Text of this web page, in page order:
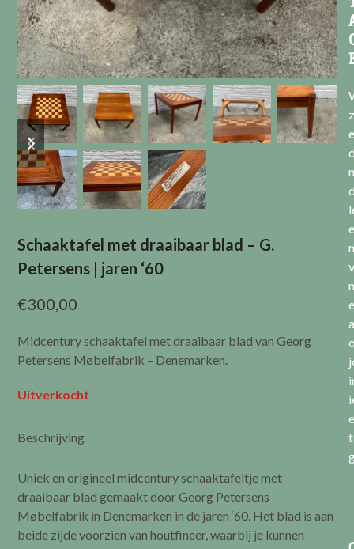
previous
slide
next
slide
Schaaktafel met draaibaar blad – G.
Petersens | jaren ‘60
€300,00
Midcentury schaaktafel met draaibaar blad van Georg
Petersens Møbelfabrik – Denemarken.
Uitverkocht
Beschrijving
Uniek en origineel midcentury schaaktafeltje met
draaibaar blad gemaakt door Georg Petersens
Møbelfabrik in Denemarken in de jaren ‘60. Het blad is aan
beide zijde voorzien van houtfineer, waarbij je kunnen